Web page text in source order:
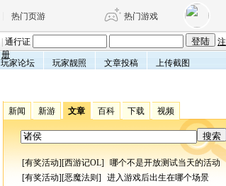
热门页游 热门游戏
王权与自由 诛仙世界 仙剑世界
通行证
注
册
玩家论坛 玩家靓照 文章投稿 上传截图
新闻 新游 文章 百科 下载 视频
[有奖活动][西游记OL] 哪个不是开放测试当天的活动
[有奖活动][恶魔法则] 进入游戏后出生在哪个场景